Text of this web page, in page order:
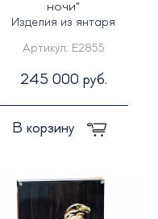
ночи"
Изделия из янтаря
Артикул: E2855
245 000 руб.
В корзину